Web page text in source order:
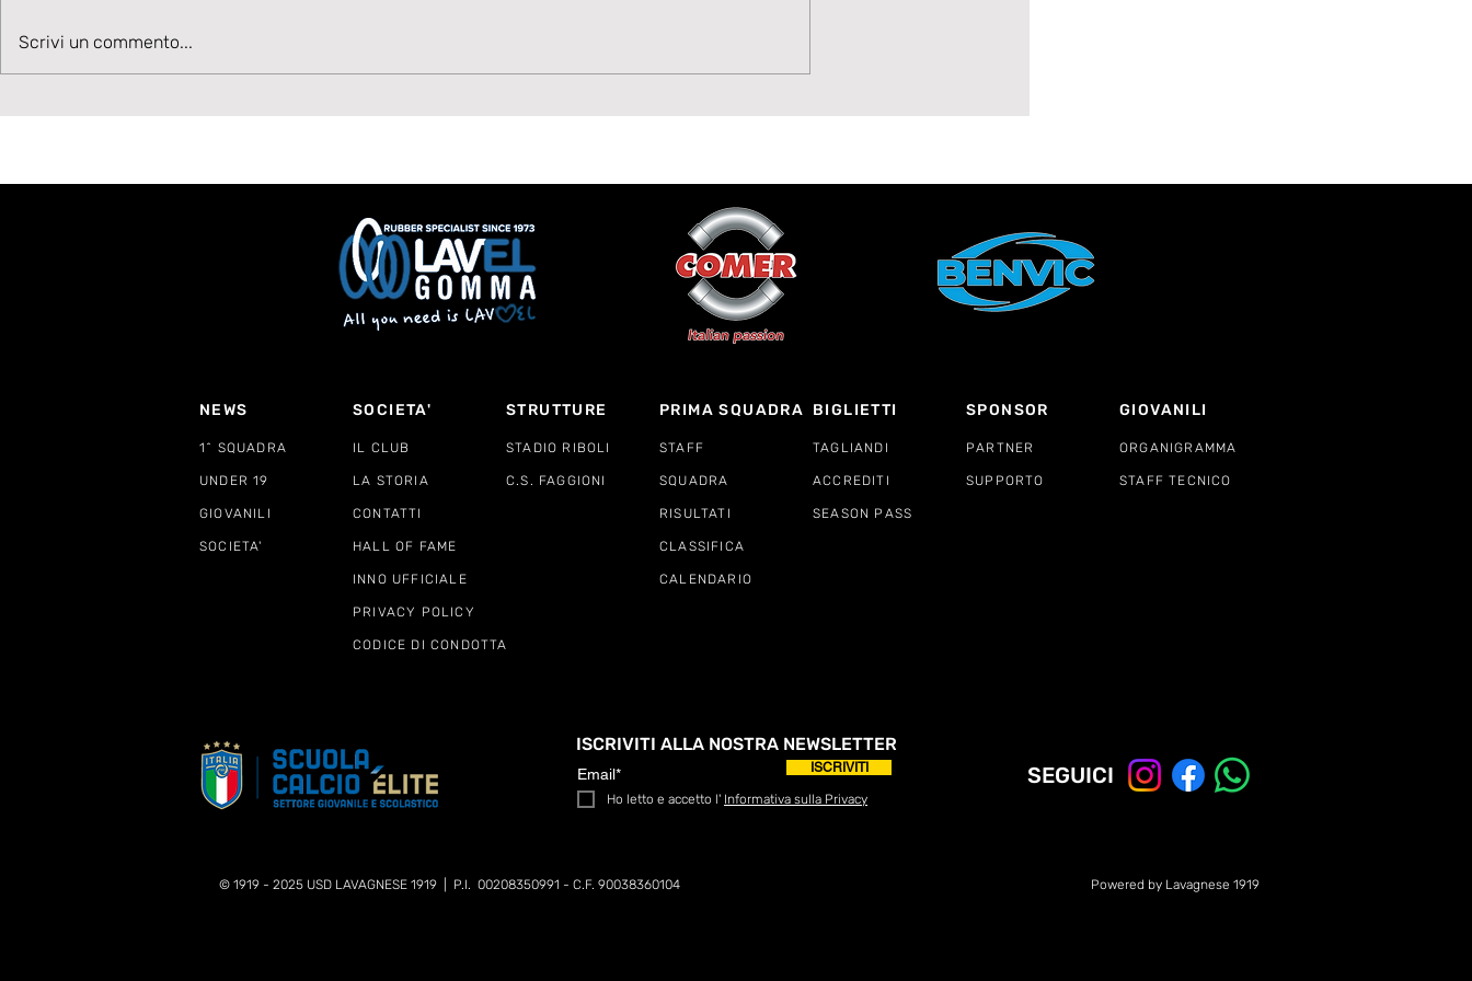
Talento in accelerazione:
Scrivi un commento...
NEWS SOCIETA' STRUTTURE PRIMA SQUADRA BIGLIETTI SPONSOR
1^ SQUADRA IL CLUB STADIO RIBOLI STAFF TAGLIANDI PARTNER
UNDER 19 LA STORIA C.S. FAGGIONI SQUADRA ACCREDITI SUPPORTO
GIOVANILI CONTATTI
SOCIETA' HALL OF FAME
INNO UFFICIALE
RISULTATI SEASON PASS
CLASSIFICA
CALENDARIO
GIOVANILI
ORGANIGRAMMA
STAFF TECNICO
PRIVACY POLICY
CODICE DI CONDOTTA
ISCRIVITI ALLA NOSTRA NEWSLETTER
ISCRIVITI
Ho letto e accetto l' Informativa sulla Privacy
© 1919 - 2025 USD LAVAGNESE 1919 | P.I. 00208350991 - C.F. 90038360104
SEGUICI
Powered by Lavagnese 1919